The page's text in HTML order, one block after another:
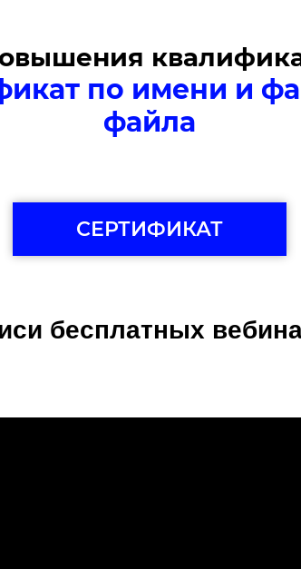
по имени и
файла
СЕРТИФИКАТ
бесплатных